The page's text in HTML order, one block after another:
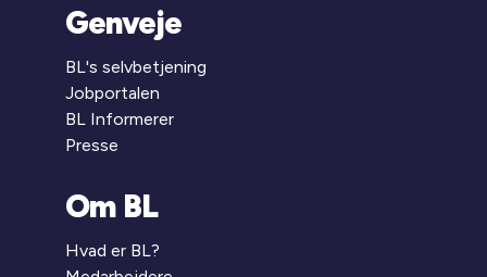
Genveje
BL's selvbetjening
Jobportalen
BL Informerer
Presse
Om BL
Hvad er BL?